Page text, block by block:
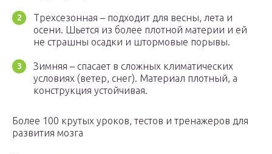
Трехсезонная – подходит для весны, лета и
осени. Шьется из более плотной материи и ей
не страшны осадки и штормовые порывы.
Зимняя – спасает в сложных климатических
условиях (ветер, снег). Материал плотный, а
конструкция устойчивая.
Более 100 крутых уроков, тестов и тренажеров для
развития мозга